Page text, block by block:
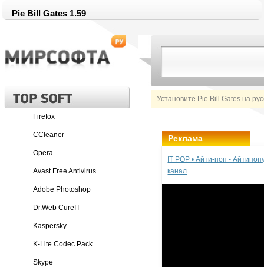
Pie Bill Gates 1.59
Установите Pie Bill Gates на
Firefox
CCleaner
Opera
Avast Free Antivirus
Adobe Photoshop
Dr.Web CureIT
Kaspersky
K-Lite Codec Pack
Skype
Реклама
IT POP • Айти-поп -
канал